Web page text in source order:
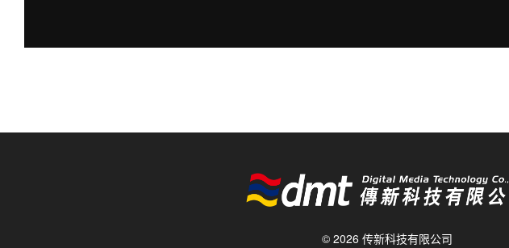
© 2026 传新科技有限公司